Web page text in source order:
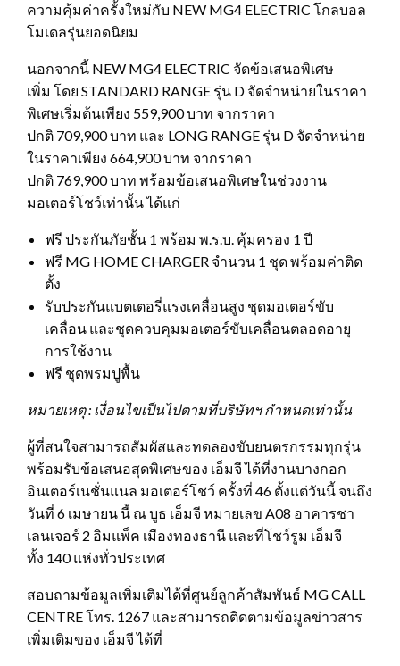
ความคุ้มค่าครั้งใหม่กับ NEW MG4 ELECTRIC โกลบอล
โมเดลรุ่นยอดนิยม
นอกจากนี้ NEW MG4 ELECTRIC จัดข้อเสนอพิเศษ
เพิ่ม โดย STANDARD RANGE รุ่น D จัดจำหน่ายในราคา
พิเศษเริ่มต้นเพียง 559,900 บาท จากราคา
ปกติ 709,900 บาท และ LONG RANGE รุ่น D จัดจำหน่าย
ในราคาเพียง 664,900 บาท จากราคา
ปกติ 769,900 บาท พร้อมข้อเสนอพิเศษในช่วงงาน
มอเตอร์โชว์เท่านั้น ได้แก่
ฟรี ประกันภัยชั้น 1 พร้อม พ.ร.บ. คุ้มครอง 1 ปี
ฟรี MG HOME CHARGER จำนวน 1 ชุด พร้อมค่าติด
ตั้ง
รับประกันแบตเตอรี่แรงเคลื่อนสูง ชุดมอเตอร์ขับ
เคลื่อน และชุดควบคุมมอเตอร์ขับเคลื่อนตลอดอายุ
การใช้งาน
ฟรี ชุดพรมปูพื้น
หมายเหตุ: เงื่อนไขเป็นไปตามที่บริษัทฯ กำหนดเท่านั้น
ผู้ที่สนใจสามารถสัมผัสและทดลองขับยนตรกรรมทุกรุ่น
พร้อมรับข้อเสนอสุดพิเศษของ เอ็มจี ได้ที่งานบางกอก
อินเตอร์เนชั่นแนล มอเตอร์โชว์ ครั้งที่ 46 ตั้งแต่วันนี้ จนถึง
วันที่ 6 เมษายน นี้ ณ บูธ เอ็มจี หมายเลข A08 อาคารชา
เลนเจอร์ 2 อิมแพ็ค เมืองทองธานี และที่โชว์รูม เอ็มจี
ทั้ง 140 แห่งทั่วประเทศ
สอบถามข้อมูลเพิ่มเติมได้ที่ศูนย์ลูกค้าสัมพันธ์ MG CALL
CENTRE โทร. 1267 และสามารถติดตามข้อมูลข่าวสาร
เพิ่มเติมของ เอ็มจี ได้ที่